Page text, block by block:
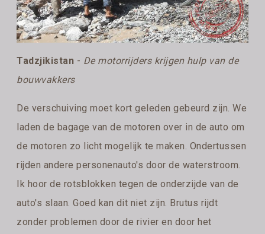
Tadzjikistan - De motorrijders krijgen hulp van de
bouwvakkers
De verschuiving moet kort geleden gebeurd zijn. We
laden de bagage van de motoren over in de auto om
de motoren zo licht mogelijk te maken. Ondertussen
rijden andere personenauto's door de waterstroom.
Ik hoor de rotsblokken tegen de onderzijde van de
auto's slaan. Goed kan dit niet zijn. Brutus rijdt
zonder problemen door de rivier en door het